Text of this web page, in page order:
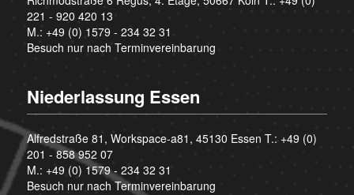
221 - 920 420 13
M.: +49 (0) 1579 - 234 32 31
Besuch nur nach Terminvereinbarung
Niederlassung Essen
Alfredstraße 81, Workspace-a81, 45130 Essen T.: +49 (0)
201 - 858 952 07
M.: +49 (0) 1579 - 234 32 31
Besuch nur nach Terminvereinbarung